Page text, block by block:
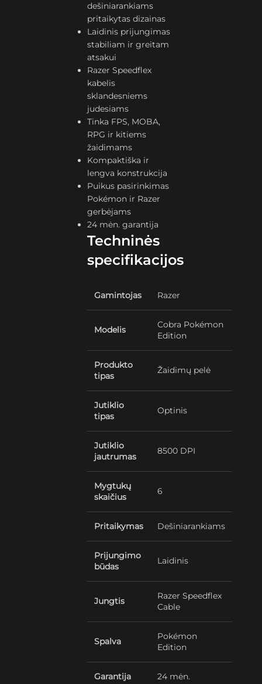
dešiniarankiams
pritaikytas dizainas
Laidinis prijungimas
stabiliam ir greitam
atsakui
Razer Speedflex
kabelis
sklandesniems
judesiams
Tinka FPS, MOBA,
RPG ir kitiems
žaidimams
Kompaktiška ir
lengva konstrukcija
Puikus pasirinkimas
Pokémon ir Razer
gerbėjams
24 mėn. garantija
Techninės
specifikacijos
Gamintojas Razer
Modelis
Cobra Pokémon
Edition
Produkto
tipas
Žaidimų pelė
Jutiklio
tipas
Optinis
Jutiklio
jautrumas
8500 DPI
Mygtukų
skaičius
6
Pritaikymas Dešiniarankiams
Prijungimo
būdas
Laidinis
Jungtis
Razer Speedflex
Cable
Spalva
Pokémon
Edition
Garantija 24 mėn.